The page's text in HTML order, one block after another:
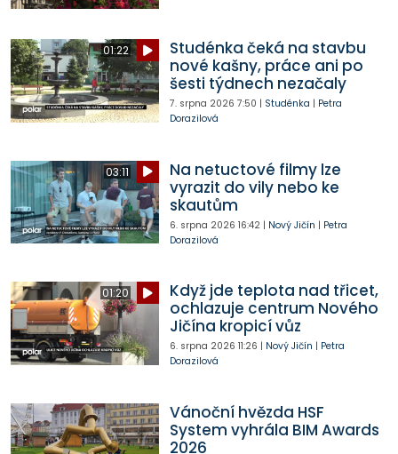
01:22
Studénka čeká na stavbu
nové kašny, práce ani po
šesti týdnech nezačaly
7. srpna 2026 7:50 | Studénka | Petra
Dorazilová
03:11
Na netuctové filmy lze
vyrazit do vily nebo ke
skautům
6. srpna 2026 16:42| Nový Jičín | Petra
Dorazilová
01:20
Když jde teplota nad třicet,
ochlazuje centrum Nového
Jičína kropicí vůz
6. srpna 2026 11:26 | Nový Jičín | Petra
Dorazilová
Vánoční hvězda HSF
System vyhrála BIM Awards
2026